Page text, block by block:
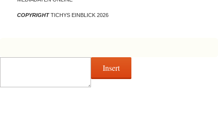
COPYRIGHTTICHYS EINBLICK 2026
Insert